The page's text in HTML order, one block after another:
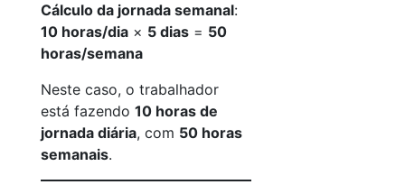
Cálculo da jornada semanal:
10 horas/dia × 5 dias = 50
horas/semana
Neste caso, o trabalhador
está fazendo 10 horas de
jornada diária, com 50 horas
semanais.